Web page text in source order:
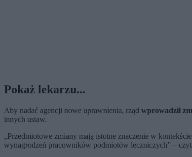
Pokaż lekarzu...
Aby nadać agencji nowe uprawnienia, rząd wprowadził
innych ustaw.
„Przedmiotowe zmiany mają istotne znaczenie w
wynagrodzeń pracowników podmiotów leczniczych” –